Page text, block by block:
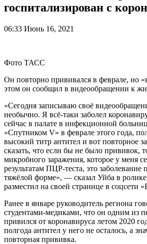
госпитализирован с
06:33 Июнь 16, 2021
Фото ТАСС
Он повторно прививался в феврале, но
этом он сообщил в видеообращении к
«Сегодня записываю своё
необычно. Я всё-таки заболел
сейчас в палате в инфекционной
«Спутником V» в феврале этого года,
высокий титр антител и вот повторное
сказать, что если бы не было прививок,
микробного заражения, которое у меня
результатам ПЦР-теста, это заболевание
тяжёлой форме», — сказал Уйба в
разместил на своей странице в соцсети
Ранее в январе руководитель региона
студентами-медиками, что он одним из
привился от коронавируса летом 2020
полгода антител у него не осталось, а
повторная прививка.